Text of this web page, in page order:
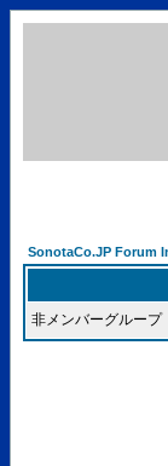
SonotaCo.JP Forum
非メンバーグループ